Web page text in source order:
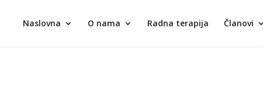
Naslovna O nama Radna terapija Članovi